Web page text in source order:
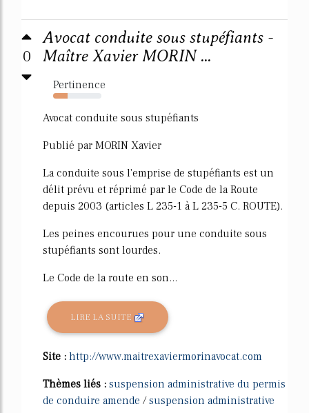
0
Avocat conduite sous stupéfiants -
Maître Xavier MORIN ...
Pertinence
30%
Avocat conduite sous stupéfiants
Publié par MORIN Xavier
La conduite sous l'emprise de stupéfiants est un
délit prévu et réprimé par le Code de la Route
depuis 2003 (articles L 235-1 à L 235-5 C. ROUTE).
Les peines encourues pour une conduite sous
stupéfiants sont lourdes.
Le Code de la route en son...
LIRE LA SUITE
Site : http://www.maitrexaviermorinavocat.com
Thèmes liés : suspension administrative du permis
de conduire amende /suspension administrative